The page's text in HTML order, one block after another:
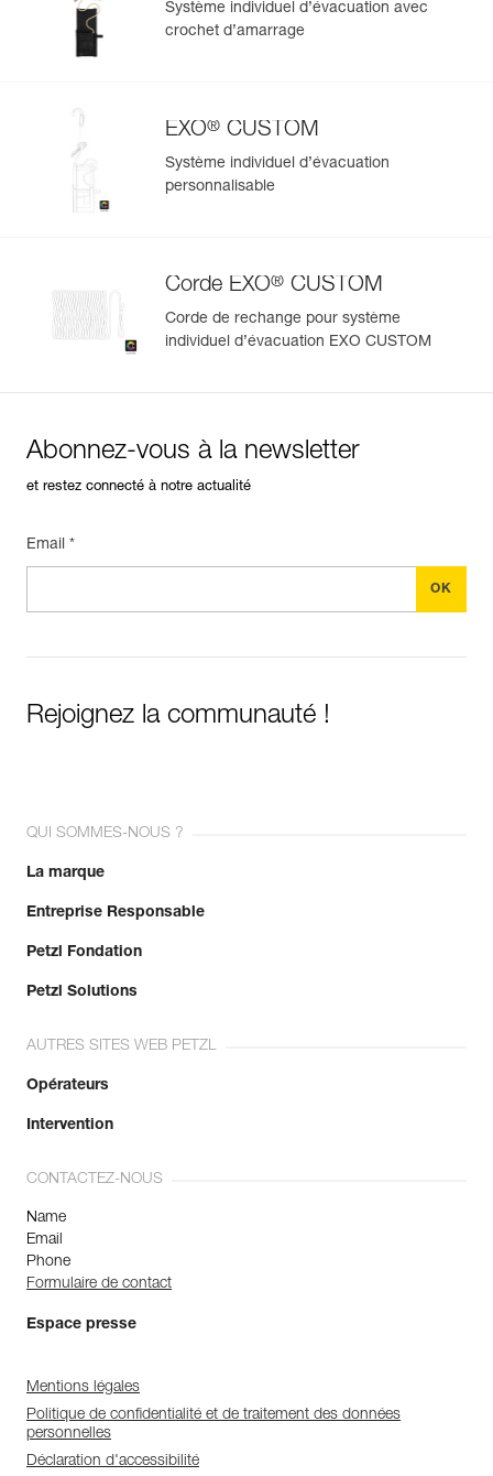
Système individuel d’évacuation avec
crochet d’amarrage
EXO® CUSTOM
Système individuel d’évacuation
personnalisable
Corde EXO® CUSTOM
Corde de rechange pour système
individuel d’évacuation EXO CUSTOM
Abonnez-vous à la newsletter
et restez connecté à notre actualité
Email *
Rejoignez la communauté !
QUI SOMMES-NOUS ?
La marque
Entreprise Responsable
Petzl Fondation
Petzl Solutions
AUTRES SITES WEB PETZL
Opérateurs
Intervention
CONTACTEZ-NOUS
Name
Email
Phone
Formulaire de contact
Espace presse
Mentions légales
Politique de confidentialité et de traitement des données
personnelles
Déclaration d'accessibilité